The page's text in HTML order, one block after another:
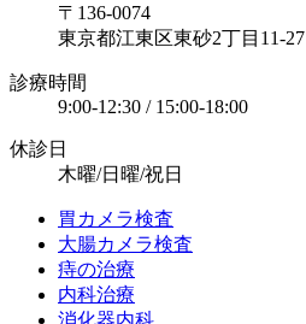
〒136-0074
東京都江東区東砂2丁目11-27
診療時間
9:00-12:30 / 15:00-18:00
休診日
木曜/日曜/祝日
胃カメラ検査
大腸カメラ検査
痔の治療
内科治療